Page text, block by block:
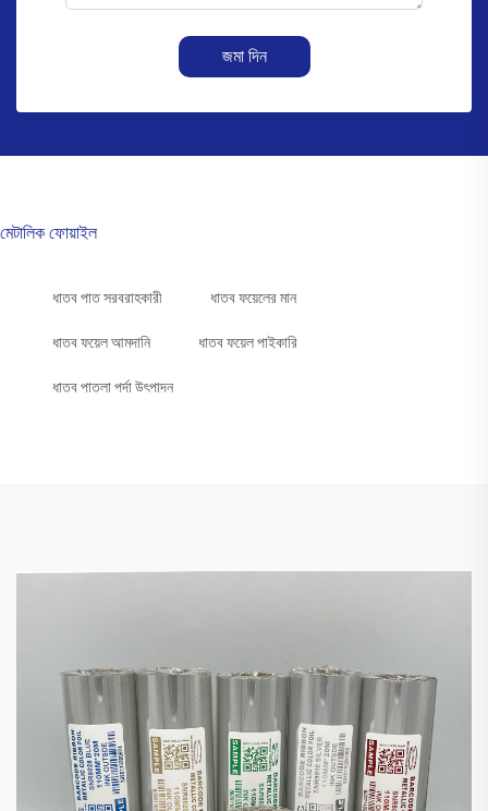
জমা দিন
মেটালিক ফোয়াইল
ধাতব পাত সরবরাহকারী ধাতব ফয়েলের মান
ধাতব ফয়েল আমদানি ধাতব ফয়েল পাইকারি
ধাতব পাতলা পর্দা উৎপাদন